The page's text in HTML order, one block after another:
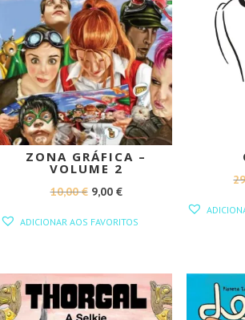
ZONA GRÁFICA –
VOLUME 2
10,00€ O
10,00 €.
9,00 €O
9,00 €.
ADICIONAR AOS FAVORITOS
PROMOÇÃO!